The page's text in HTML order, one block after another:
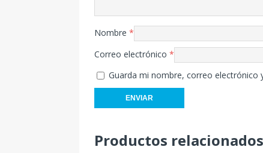
Nombre *
Correo electrónico *
Guarda mi nombre, correo electrónico
Productos relacionados